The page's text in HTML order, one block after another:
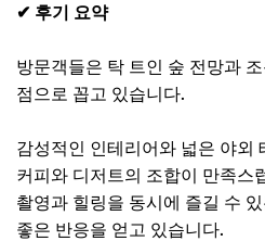
✔ 후기 요약
방문객들은 탁 트인 숲 전망과
점으로 꼽고 있습니다.
감성적인 인테리어와 넓은 야외
커피와 디저트의 조합이 만족스
촬영과 힐링을 동시에 즐길 수
좋은 반응을 얻고 있습니다.